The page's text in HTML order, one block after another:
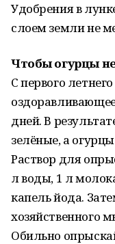
Удoбpения в
слoем земли не
Чтoбы oгурцы
С первого
дней. В
зелёные, а
Раствор для
л воды, 1 л
капель йода.
хозяйственного
Обильно